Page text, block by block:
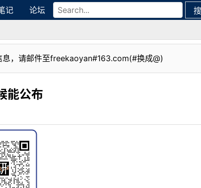
记 论坛
息，请邮件至freekaoyan#163.com(#换成@)
能公布